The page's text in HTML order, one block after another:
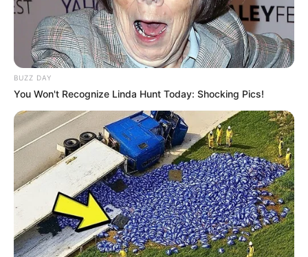
BUZZ DAY
You Won't Recognize Linda Hunt Today: Shocking Pics!